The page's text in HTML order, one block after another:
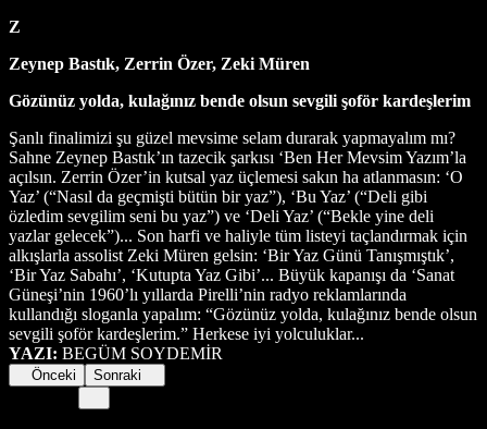
Z
Zeynep Bastık, Zerrin Özer, Zeki Müren
Gözünüz yolda, kulağınız bende olsun sevgili şoför kardeşlerim
Şanlı finalimizi şu güzel mevsime selam durarak yapmayalım mı?
Sahne Zeynep Bastık’ın tazecik şarkısı ‘Ben Her Mevsim Yazım’la
açılsın. Zerrin Özer’in kutsal yaz üçlemesi sakın ha atlanmasın: ‘O
Yaz’ (“Nasıl da geçmişti bütün bir yaz”), ‘Bu Yaz’ (“Deli gibi
özledim sevgilim seni bu yaz”) ve ‘Deli Yaz’ (“Bekle yine deli
yazlar gelecek”)... Son harfi ve haliyle tüm listeyi taçlandırmak için
alkışlarla assolist Zeki Müren gelsin: ‘Bir Yaz Günü Tanışmıştık’,
‘Bir Yaz Sabahı’, ‘Kutupta Yaz Gibi’... Büyük kapanışı da ‘Sanat
Güneşi’nin 1960’lı yıllarda Pirelli’nin radyo reklamlarında
kullandığı sloganla yapalım: “Gözünüz yolda, kulağınız bende olsun
sevgili şoför kardeşlerim.” Herkese iyi yolculuklar...
YAZI: BEGÜM SOYDEMİR
Önceki Sonraki